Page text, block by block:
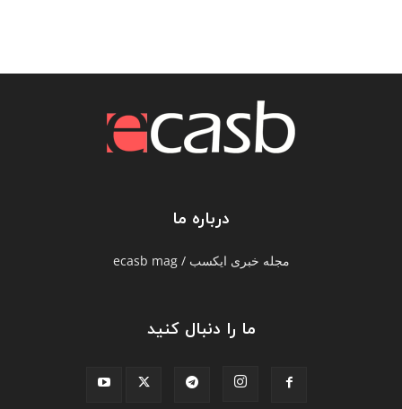
درباره ما
مجله خبری ایکسب / ecasb mag
ما را دنبال کنید